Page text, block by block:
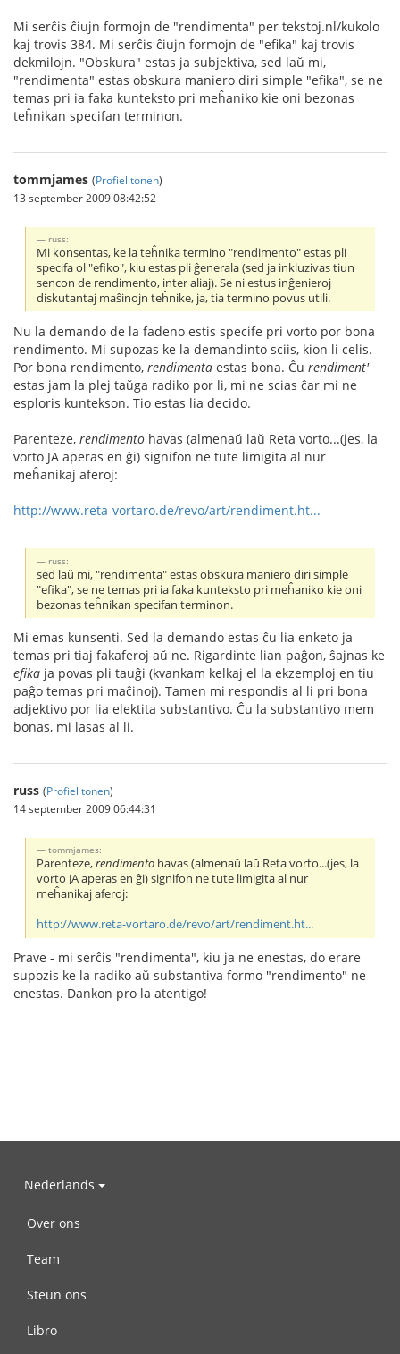
Mi serĉis ĉiujn formojn de "rendimenta" per tekstoj.nl/kukolo
kaj trovis 384. Mi serĉis ĉiujn formojn de "efika" kaj trovis
dekmilojn. "Obskura" estas ja subjektiva, sed laŭ mi,
"rendimenta" estas obskura maniero diri simple "efika", se ne
temas pri ia faka kunteksto pri meĥaniko kie oni bezonas
teĥnikan specifan terminon.
tommjames (Profiel tonen)
13 september 2009 08:42:52
russ:
Mi konsentas, ke la teĥnika termino "rendimento" estas pli
specifa ol "efiko", kiu estas pli ĝenerala (sed ja inkluzivas tiun
sencon de rendimento, inter aliaj). Se ni estus inĝenieroj
diskutantaj maŝinojn teĥnike, ja, tia termino povus utili.
Nu la demando de la fadeno estis specife pri vorto por bona
rendimento. Mi supozas ke la demandinto sciis, kion li celis.
Por bona rendimento, rendimenta estas bona. Ĉu rendiment'
estas jam la plej taŭga radiko por li, mi ne scias ĉar mi ne
esploris kuntekson. Tio estas lia decido.
Parenteze, rendimento havas (almenaŭ laŭ Reta vorto...(jes, la
vorto JA aperas en ĝi) signifon ne tute limigita al nur
meĥanikaj aferoj:
http://www.reta-vortaro.de/revo/art/rendiment.ht...
russ:
sed laŭ mi, "rendimenta" estas obskura maniero diri simple
"efika", se ne temas pri ia faka kunteksto pri meĥaniko kie oni
bezonas teĥnikan specifan terminon.
Mi emas kunsenti. Sed la demando estas ĉu lia enketo ja
temas pri tiaj fakaferoj aŭ ne. Rigardinte lian paĝon, ŝajnas ke
efika ja povas pli tauĝi (kvankam kelkaj el la ekzemploj en tiu
paĝo temas pri maĉinoj). Tamen mi respondis al li pri bona
adjektivo por lia elektita substantivo. Ĉu la substantivo mem
bonas, mi lasas al li.
russ (Profiel tonen)
14 september 2009 06:44:31
tommjames:
Parenteze,rendimento havas (almenaŭ laŭ Reta vorto...(jes, la
vorto JA aperas en ĝi) signifon ne tute limigita al nur
meĥanikaj aferoj:
http://www.reta-vortaro.de/revo/art/rendiment.ht...
Prave - mi serĉis "rendimenta", kiu ja ne enestas, do erare
supozis ke la radiko aŭ substantiva formo "rendimento" ne
enestas. Dankon pro la atentigo!
Nederlands
Over ons
Team
Steun ons
Libro